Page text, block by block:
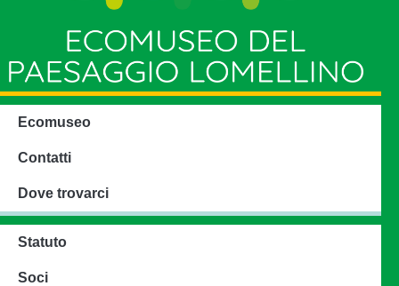
Ecomuseo
Contatti
Dove trovarci
Statuto
Soci